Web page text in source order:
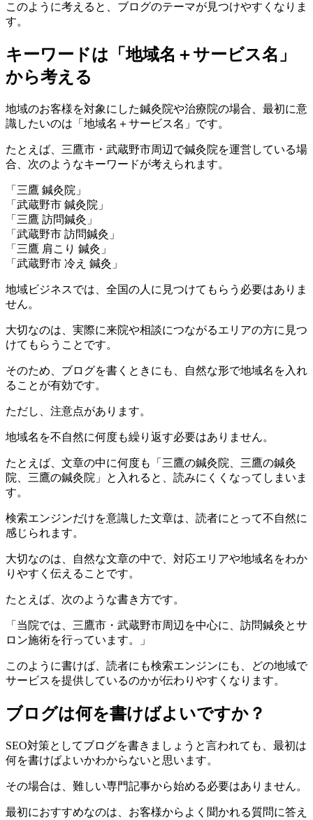
このように考えると、ブログのテーマが見つけやすくなりま
す。
キーワードは「地域名＋サービス名」
から考える
地域のお客様を対象にした鍼灸院や治療院の場合、最初に意
識したいのは「地域名＋サービス名」です。
たとえば、三鷹市・武蔵野市周辺で鍼灸院を運営している場
合、次のようなキーワードが考えられます。
「三鷹 鍼灸院」
「武蔵野市 鍼灸院」
「三鷹 訪問鍼灸」
「武蔵野市 訪問鍼灸」
「三鷹 肩こり 鍼灸」
「武蔵野市 冷え 鍼灸」
地域ビジネスでは、全国の人に見つけてもらう必要はありま
せん。
大切なのは、実際に来院や相談につながるエリアの方に見つ
けてもらうことです。
そのため、ブログを書くときにも、自然な形で地域名を入れ
ることが有効です。
ただし、注意点があります。
地域名を不自然に何度も繰り返す必要はありません。
たとえば、文章の中に何度も「三鷹の鍼灸院、三鷹の鍼灸
院、三鷹の鍼灸院」と入れると、読みにくくなってしまいま
す。
検索エンジンだけを意識した文章は、読者にとって不自然に
感じられます。
大切なのは、自然な文章の中で、対応エリアや地域名をわか
りやすく伝えることです。
たとえば、次のような書き方です。
「当院では、三鷹市・武蔵野市周辺を中心に、訪問鍼灸とサ
ロン施術を行っています。」
このように書けば、読者にも検索エンジンにも、どの地域で
サービスを提供しているのかが伝わりやすくなります。
ブログは何を書けばよいですか？
SEO対策としてブログを書きましょうと言われても、最初は
何を書けばよいかわからないと思います。
その場合は、難しい専門記事から始める必要はありません。
最初におすすめなのは、お客様からよく聞かれる質問に答え